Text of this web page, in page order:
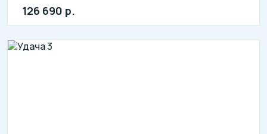
126 690 р.